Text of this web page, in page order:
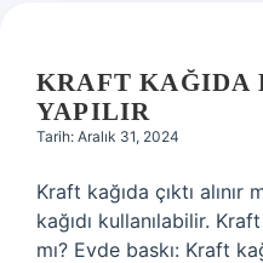
KRAFT KAĞIDA
YAPILIR
Tarih: Aralık 31, 2024
Kraft kağıda çıktı alınır
kağıdı kullanılabilir.
mı? Evde baskı: Kraft